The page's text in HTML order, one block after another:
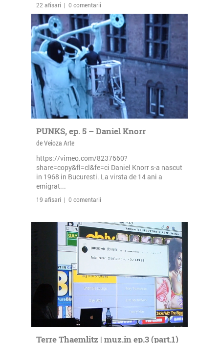
22 afisari | 0 comentarii
PUNKS, ep. 5 – Daniel Knorr
de Veioza Arte
https://vimeo.com/8237660?
share=copy&fl=cl&fe=ci Daniel Knorr s-a nascut
in 1968 in Bucuresti. La virsta de 14 ani a
emigrat...
19 afisari | 0 comentarii
Terre Thaemlitz | muz.in ep.3 (part.1)